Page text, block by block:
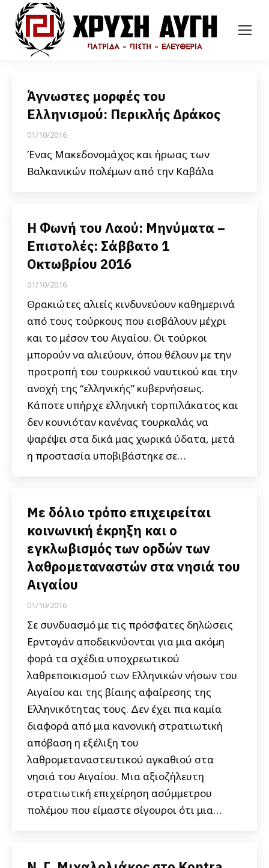
Άγνωστες μορφές του
Ελληνισμού: Περικλής Δράκος
01/10/2016
Ένας Μακεδονομάχος και ήρωας των
Βαλκανικών πολέμων από την Καβάλα
Η Φωνή του Λαού: Μηνύματα –
Επιστολές: Σάββατο 1
Οκτωβρίου 2016
01/10/2016
Θρακιώτες αλιείς κινδυνεύουν καθημερινά
από τους τούρκους που εισβάλουν μέχρι
και το μέσον του Αιγαίου. Οι τούρκοι
μπορούν να αλιεύουν, όπου θέλουν με την
προτροπή του τουρκικού ναυτικού και την
ανοχή της “ελληνικής” κυβερνήσεως.
Κάποτε υπήρχε ελληνική τορπιλάκατος και
δεν κουνιόταν κανένας τουρκαλάς να
ψαρέψει στα δικά μας χωρικά ύδατα, μετά
η προστασία υποβιβάστηκε σε…
Με δόλιο τρόπο επιχειρείται
κοινωνική έκρηξη και ο
εγκλωβισμός των ορδών των
λαθρομεταναστών στα νησιά του
Αιγαίου
01/10/2016
Σε συνδυασμό με τις πρόσφατες δηλώσεις
Ερντογάν αποδεικνύονται για μια ακόμη
φορά τα σχέδια υποχρεωτικού
λαθρεποικισμού των Ελληνικών νήσων του
Αιγαίου και της βίαιης αφαίρεσης της
Ελληνικότητας τους. Δεν έχει πια καμία
διαφορά από μια κανονική στρατιωτική
απόβαση η εξέλιξη του
λαθρομεταναστευτικού αγκαθιού στα
νησιά του Αιγαίου. Μια αξιοζήλευτη
στρατιωτική επιχείρηση ασύμμετρου
πολέμου που είμαστε σίγουροι ότι μια…